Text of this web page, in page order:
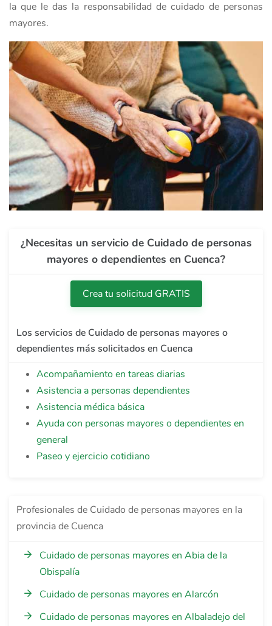
la que le das la responsabilidad de cuidado de personas
mayores.
¿Necesitas un servicio de Cuidado de personas
mayores o dependientes en Cuenca?
Crea tu solicitud GRATIS
Los servicios de Cuidado de personas mayores o
dependientes más solicitados en Cuenca
Acompañamiento en tareas diarias
Asistencia a personas dependientes
Asistencia médica básica
Ayuda con personas mayores o dependientes en
general
Paseo y ejercicio cotidiano
Profesionales de Cuidado de personas mayores en la
provincia de Cuenca
Cuidado de personas mayores en Abia de la
Obispalía
Cuidado de personas mayores en Alarcón
Cuidado de personas mayores en Albaladejo del